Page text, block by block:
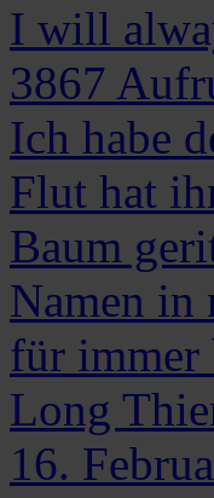
I will
3867
Ich habe
Flut hat
Baum
Namen in
für immer
Long
16.